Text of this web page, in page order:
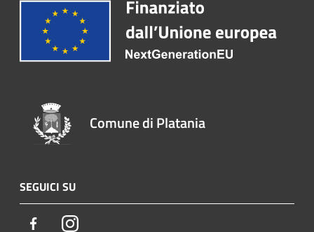
Comune di Platania
SEGUICI SU
FacebookInstagram